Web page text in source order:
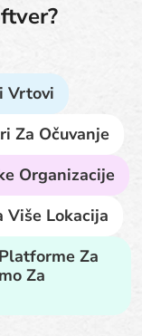
Vrtovi
Za Očuvanje
Organizacije
Više Lokacija
Za
Za